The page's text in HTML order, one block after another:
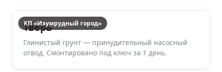
КП «Изумрудный город»
Тверь
Глинистый грунт — принудительный насосный
отвод. Смонтировано под ключ за 1 день.